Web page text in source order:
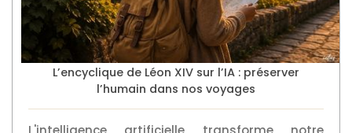
L’encyclique de Léon XIV sur l’IA : préserver
l’humain dans nos voyages
L'intelligence artificielle transforme notre